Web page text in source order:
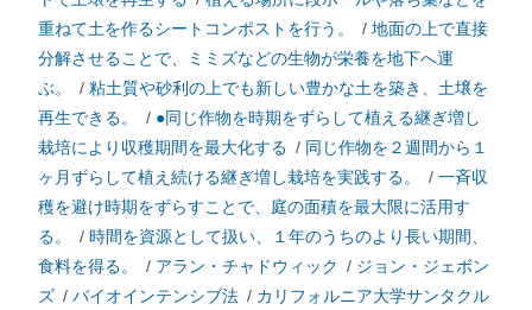
重ねて土を作るシートコンポストを行う。
/ 地面の上で直接
分解させることで、ミミズなどの生物が栄養を地下へ運
ぶ。
/ 粘土質や砂利の上でも新しい豊かな土を築き、土壌を
再生できる。
/ ●同じ作物を時期をずらして植える継ぎ増し
栽培により収穫期間を最大化する / 同じ作物を２週間から１
ヶ月ずらして植え続ける継ぎ増し栽培を実践する。
/ 一斉収
穫を避け時期をずらすことで、庭の面積を最大限に活用す
る。
/ 時間を資源として扱い、１年のうちのより長い期間、
食料を得る。
/ アラン・チャドウィック / ジョン・ジェボン
ズ / バイオインテンシブ法 / カリフォルニア大学サンタクル